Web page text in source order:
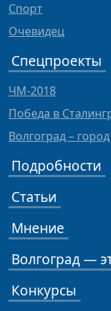
Спорт
Очевидец
Спецпроекты
ЧМ-2018
Победа в
Волгоград –
Подробности
Статьи
Мнение
Волгоград —
Конкурсы